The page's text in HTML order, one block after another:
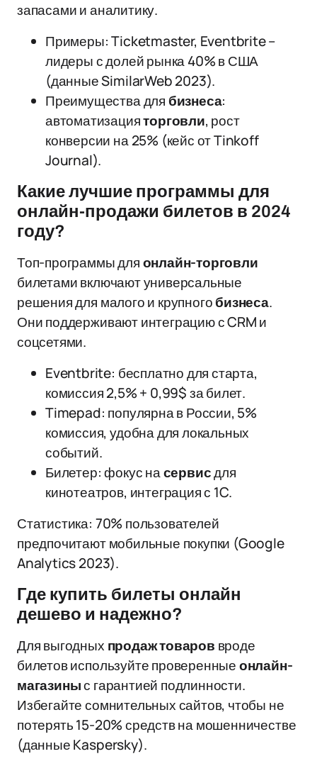
запасами и аналитику.
Примеры: Ticketmaster, Eventbrite –
лидеры с долей рынка 40% в США
(данные SimilarWeb 2023).
Преимущества длябизнеса:
автоматизацияторговли, рост
конверсии на 25% (кейс от Tinkoff
Journal).
Какие лучшие программы для
онлайн-продажи билетов в 2024
году?
Топ-программы дляонлайн-торговли
билетами включают универсальные
решения для малого и крупногобизнеса.
Они поддерживают интеграцию с CRM и
соцсетями.
Eventbrite: бесплатно для старта,
комиссия 2,5% + 0,99$ за билет.
Timepad: популярна в России, 5%
комиссия, удобна для локальных
событий.
Билетер: фокус насервисдля
кинотеатров, интеграция с 1C.
Статистика: 70% пользователей
предпочитают мобильные покупки (Google
Analytics 2023).
Где купить билеты онлайн
дешево и надежно?
Для выгодных продаж товаров вроде
билетов используйте проверенныеонлайн-
магазиныс гарантией подлинности.
Избегайте сомнительных сайтов, чтобы не
потерять 15-20% средств на мошенничестве
(данные Kaspersky).